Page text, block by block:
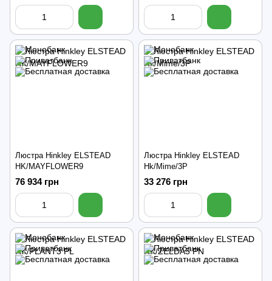
Люстра Hinkley ELSTEAD
HK/MAYFLOWER9
76 934 грн
Люстра Hinkley ELSTEAD
Hk/Mime/3P
33 276 грн